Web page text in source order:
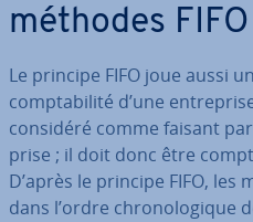
méthodes FIFO
Le principe FIFO joue aussi
comp­ta­bi­lité d’une
considéré comme faisant
prise ; il doit donc être
D’après le principe FIFO,
dans l’ordre chro­no­lo­gique